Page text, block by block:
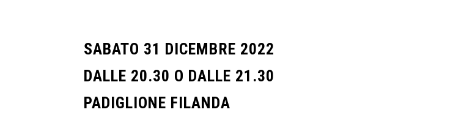
SABATO 31 DICEMBRE 2022
DALLE 20.30 O DALLE 21.30
PADIGLIONE FILANDA